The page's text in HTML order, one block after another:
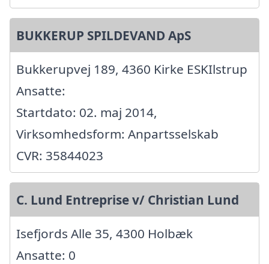
BUKKERUP SPILDEVAND ApS
Bukkerupvej 189, 4360 Kirke ESKIlstrup
Ansatte:
Startdato: 02. maj 2014,
Virksomhedsform: Anpartsselskab
CVR: 35844023
C. Lund Entreprise v/ Christian Lund
Isefjords Alle 35, 4300 Holbæk
Ansatte: 0